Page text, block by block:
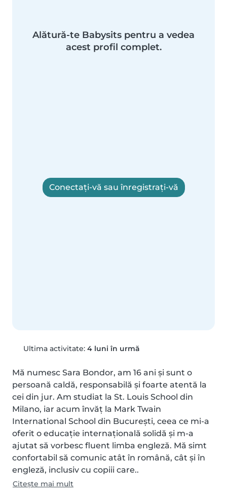
Alătură-te Babysits pentru a vedea
acest profil complet.
Conectați-vă sau înregistrați-vă
Ultima activitate: 4 luni în urmă
Mă numesc Sara Bondor, am 16 ani și sunt o
persoană caldă, responsabilă și foarte atentă la
cei din jur. Am studiat la St. Louis School din
Milano, iar acum învăț la Mark Twain
International School din București, ceea ce mi-a
oferit o educație internațională solidă și m-a
ajutat să vorbesc fluent limba engleză. Mă simt
confortabil să comunic atât în română, cât și în
engleză, inclusiv cu copiii care..
Citește mai mult